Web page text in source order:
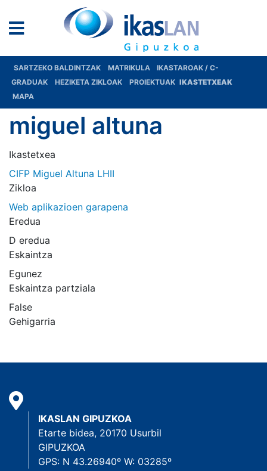
SARTZEKO BALDINTZAK MATRIKULA
IKASTAROAK / C-
GRADUAK
HEZIKETA ZIKLOAK PROIEKTUAK IKASTETXEAK
MAPA
miguel altuna
Ikastetxea
CIFP Miguel Altuna LHII
Zikloa
Web aplikazioen garapena
Eredua
D eredua
Eskaintza
Egunez
Eskaintza partziala
False
Gehigarria
IKASLAN GIPUZKOA
Etarte bidea, 20170 Usurbil
GIPUZKOA
GPS: N 43.26940º W: 03285º